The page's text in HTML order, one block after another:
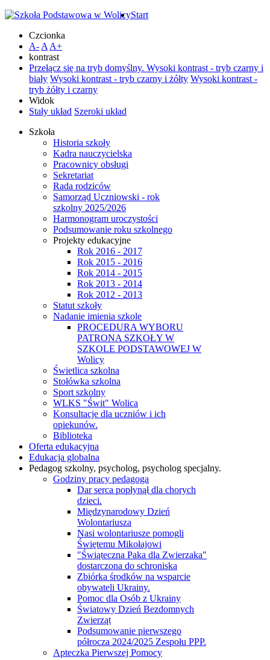
Czcionka
A- A A+
kontrast
Przełącz się na tryb domyślny. Wysoki kontrast - tryb czarny i
biały Wysoki kontrast - tryb czarny i żółty Wysoki kontrast -
tryb żółty i czarny
Widok
Stały układ Szeroki układ
Start
Szkoła
Historia szkoły
Kadra nauczycielska
Pracownicy obsługi
Sekretariat
Rada rodziców
Samorząd Uczniowski - rok
szkolny 2025/2026
Harmonogram uroczystości
Podsumowanie roku szkolnego
Projekty edukacyjne
Rok 2016 - 2017
Rok 2015 - 2016
Rok 2014 - 2015
Rok 2013 - 2014
Rok 2012 - 2013
Statut szkoły
Nadanie imienia szkole
PROCEDURA WYBORU
PATRONA SZKOŁY W
SZKOLE PODSTAWOWEJ W
Wolicy
Świetlica szkolna
Stołówka szkolna
Sport szkolny
WLKS "Świt" Wolica
Konsultacje dla uczniów i ich
opiekunów.
Biblioteka
Oferta edukacyjna
Edukacja globalna
Pedagog szkolny, psycholog, psycholog specjalny.
Godziny pracy pedagoga
Dar serca popłynął dla chorych
dzieci.
Międzynarodowy Dzień
Wolontariusza
Nasi wolontariusze pomogli
Świętemu Mikołajowi
"Świąteczna Paka dla Zwierzaka"
dostarczona do schroniska
Zbiórka środków na wsparcie
obywateli Ukrainy.
Pomoc dla Osób z Ukrainy
Światowy Dzień Bezdomnych
Zwierząt
Podsumowanie pierwszego
półrocza 2024/2025 Zespołu PPP.
Apteczka Pierwszej Pomocy